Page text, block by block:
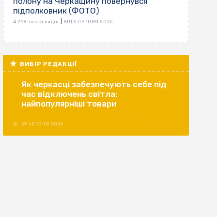
підполковник (ФОТО)
4 298 переглядів ВІД 5 СЕРПНЯ 2026
ВИБІР РЕДАКЦІЇ
Як черкасці забезпечують себе під
час відключень світла:
найпопулярніші товари
29 ЧЕРВНЯ 2026